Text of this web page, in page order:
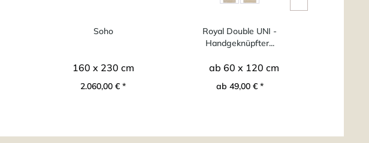
Soho
160 x 230 cm
2.060,00 € *
Royal Double UNI -
Handgeknüpfter...
ab 60 x 120 cm
ab 49,00 € *